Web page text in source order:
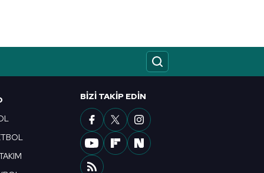
BIZI TAKIP EDIN